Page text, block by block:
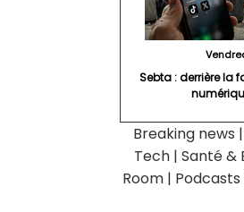
Sebta : derrière la
Breaking news |
Tech | Santé &
Room | Podcasts